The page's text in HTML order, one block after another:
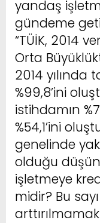
yandaş
gündeme
“TÜİK, 2014
Orta
2014 yılında
%99,8’ini
istihdamın
%54,1’ini
genelinde
olduğu
işletmeye
midir? Bu